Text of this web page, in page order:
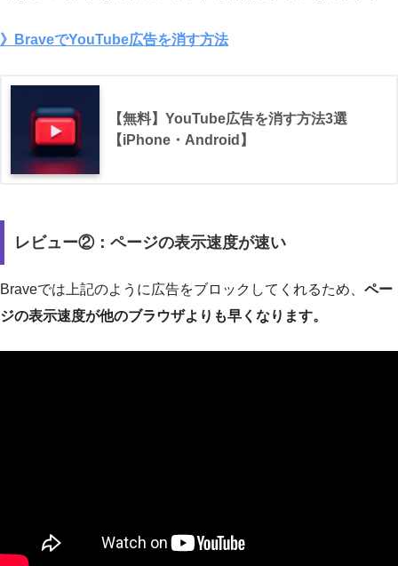
》BraveでYouTube広告を消す方法
【無料】YouTube広告を消す方法3選
【iPhone・Android】
レビュー②：ページの表示速度が速い
Braveでは上記のように広告をブロックしてくれるため、 ペー
ジの表示速度が他のブラウザよりも早くなります。